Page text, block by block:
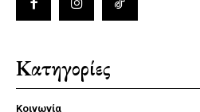
Κατηγορίες
Κοινωνία